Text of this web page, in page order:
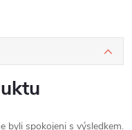
byli spokojeni s výsledkem.